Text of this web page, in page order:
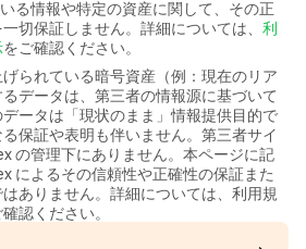
る情報や特定の資産に関して、その正
切保証しません。詳細については、 利
をご確認ください。
られている暗号資産（例：現在のリア
データは、第三者の情報源に基づいて
ータは「現状のまま」情報提供目的で
保証や表明も伴いません。第三者サイ
の管理下にありません。本ページに記
によるその信頼性や正確性の保証また
ありません。詳細については、利用規
認ください。